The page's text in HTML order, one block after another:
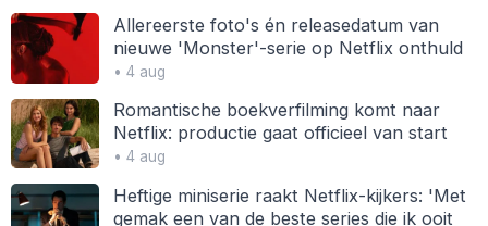
Allereerste foto's én releasedatum van
nieuwe 'Monster'-serie op Netflix onthuld
• 4 aug
Romantische boekverfilming komt naar
Netflix: productie gaat officieel van start
• 4 aug
Heftige miniserie raakt Netflix-kijkers: 'Met
gemak een van de beste series die ik ooit